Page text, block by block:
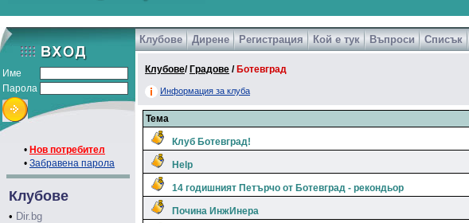
Име
Парола
• Нов потребител
• Забравена парола
Клубове
• Dir.bg
Клубове Дирене Регистрация Кой е тук Въпроси Списък
Клубове/ Градове / Ботевград
Информация за клуба
Тема
Клуб Ботевград!
Help
14 годишният Петърчо от Ботевград - рекондьор
Почина ИнжИнера